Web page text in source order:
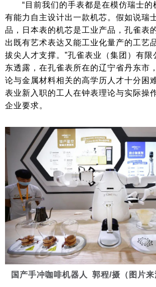
“目前我们的手表都是在模仿瑞士的
有能力自主设计出一款机芯。假如说瑞
品，日本表的机芯是工业产品，孔雀表
出既有艺术表达又能工业化量产的工艺
拔尖人才支撑。”孔雀表业（集团）有限
东透露，在孔雀表所在的辽宁省丹东市
论与金属材料相关的高学历人才十分困
表业新入职的工人在钟表理论与实际操
企业要求。
国产手冲咖啡机器人 郭程/摄（图片来